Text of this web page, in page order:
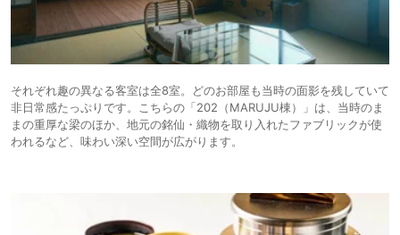
それぞれ趣の異なる客室は全8室。どのお部屋も当時の面影を残していて
非日常感たっぷりです。こちらの「202（MARUJU棟）」は、当時のま
まの重厚な梁のほか、地元の銘仙・織物を取り入れたファブリックが使
われるなど、味わい深い空間が広がります。